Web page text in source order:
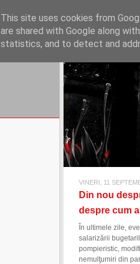
REFLECŢII
blog de reflecţii,
VINERI, 11
Din nou
despre cum
În ultimele zile,
salarizării
pompieristic,
nemulţumiri din
This site uses cookies from
are shared with Google along
statistics, and to detect and